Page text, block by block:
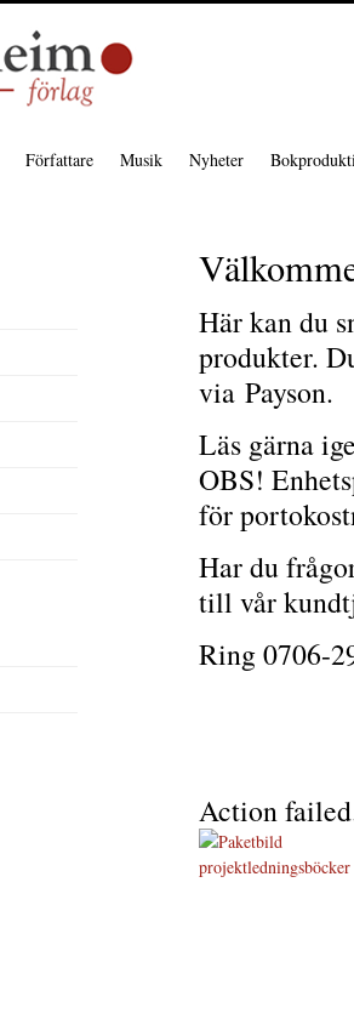
Författare Musik Nyheter
Här kan du
produkter.
via Payson.
Läs gärna
OBS!
för
Har du
till vår
Ring 0706-
Action